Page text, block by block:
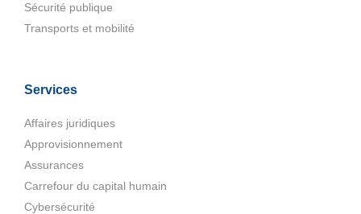
Sécurité publique
Transports et mobilité
Services
Affaires juridiques
Approvisionnement
Assurances
Carrefour du capital humain
Cybersécurité